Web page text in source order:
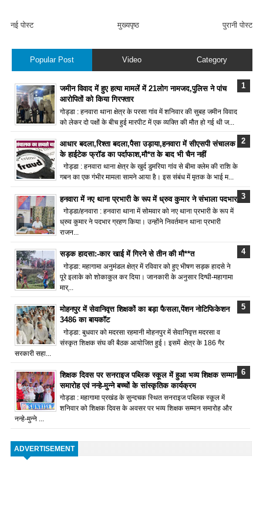
नई पोस्ट पुरानी पोस्ट
मुख्यपृष्ठ
Popular Post Video Category
जमीन विवाद में हुए हत्या मामलें में 21लोग नामजद,पुलिस ने पांच
आरोपितों को किया गिरफ्तार
गोड्डा : हनवारा थाना क्षेत्र के परसा गांव में शनिवार की सुबह जमीन विवाद
को लेकर दो पक्षों के बीच हुई मारपीट में एक व्यक्ति की मौत हो गई थी ज...
आधार बदला,रिश्ता बदला,पैसा उड़ाया,हनवारा में सीएसपी संचालक
के हाईटेक फ्रॉड का पर्दाफाश,मौ*त के बाद भी चैन नहीं
गोड्डा : हनवारा थाना क्षेत्र के खुर्द डुमरिया गांव से बीमा क्लेम की राशि के
गबन का एक गंभीर मामला सामने आया है। इस संबंध में मृतक के भाई म...
हनवारा में नए थाना प्रभारी के रूप में ध्रुव कुमार ने संभाला पदभार
गोड्डा/हनवारा : हनवारा थाना में सोमवार को नए थाना प्रभारी के रूप में
ध्रुव कुमार ने पदभार ग्रहण किया। उन्होंने निवर्तमान थाना प्रभारी
राजन...
सड़क हादसा:-कार खाई में गिरने से तीन की मौ**त
गोड्डा: महागामा अनुमंडल क्षेत्र में रविवार को हुए भीषण सड़क हादसे ने
पूरे इलाके को शोकाकुल कर दिया। जानकारी के अनुसार दिग्घी-महागामा
मार्...
मोहनपुर में सेवानिवृत्त शिक्षकों का बड़ा फैसला,पेंशन नोटिफिकेशन
3486 का बायकॉट
गोड्डा: बुधवार को मदरसा रहमानी मोहनपुर में सेवानिवृत्त मदरसा व
संस्कृत शिक्षक संघ की बैठक आयोजित हुई। इसमें क्षेत्र के 186 गैर
सरकारी सहा...
शिक्षक दिवस पर सनराइज पब्लिक स्कूल में हुआ भव्य शिक्षक सम्मान
समारोह एवं नन्हे-मुन्ने बच्चों के सांस्कृतिक कार्यक्रम
गोड्डा : महागामा प्रखंड के सुन्दचक स्थित सनराइज पब्लिक स्कूल में
शनिवार को शिक्षक दिवस के अवसर पर भव्य शिक्षक सम्मान समारोह और
नन्हे-मुन्ने ...
ADVERTISEMENT